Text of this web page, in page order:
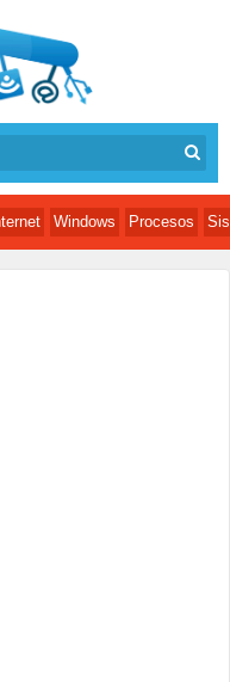
Windows Procesos